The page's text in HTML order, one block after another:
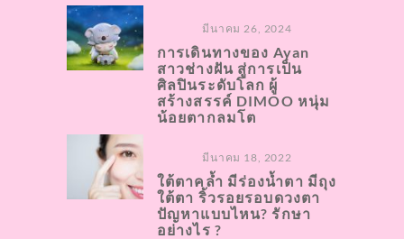
มีนาคม 26, 2024
การเดินทางของ Ayan
สาวช่างฝัน สู่การเป็น
ศิลปินระดับโลก ผู้
สร้างสรรค์ DIMOO หนุ่ม
น้อยตากลมโต
มีนาคม 18, 2022
ใต้ตาคล้ำ มีร่องน้ำตา มีถุง
ใต้ตา ริ้วรอยรอบดวงตา
ปัญหาแบบไหน? รักษา
อย่างไร ?